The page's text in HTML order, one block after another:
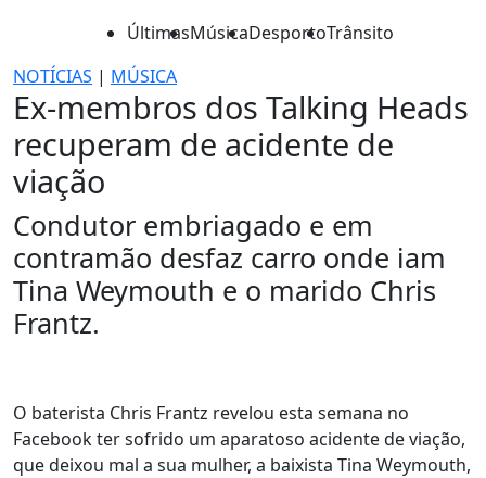
ÚltimasMúsicaDesportoTrânsito
NOTÍCIAS | MÚSICA
Ex-membros dos Talking Heads
recuperam de acidente de
viação
Condutor embriagado e em
contramão desfaz carro onde iam
Tina Weymouth e o marido Chris
Frantz.
O baterista Chris Frantz revelou esta semana no
Facebook ter sofrido um aparatoso acidente de viação,
que deixou mal a sua mulher, a baixista Tina Weymouth,